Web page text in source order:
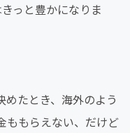
っと豊かになりま
たとき、海外のよう
ももらえない、だけど